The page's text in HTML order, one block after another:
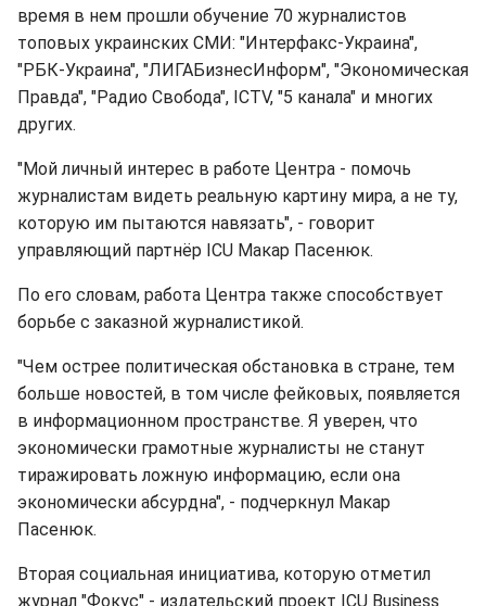
время в нем прошли обучение 70 журналистов
топовых украинских СМИ: "Интерфакс-Украина",
"РБК-Украина", "ЛИГАБизнесИнформ", "Экономическая
Правда", "Радио Свобода", ICTV, "5 канала" и многих
других.
"Мой личный интерес в работе Центра - помочь
журналистам видеть реальную картину мира, а не ту,
которую им пытаются навязать", - говорит
управляющий партнёр ICU Макар Пасенюк.
По его словам, работа Центра также способствует
борьбе с заказной журналистикой.
"Чем острее политическая обстановка в стране, тем
больше новостей, в том числе фейковых, появляется
в информационном пространстве. Я уверен, что
экономически грамотные журналисты не станут
тиражировать ложную информацию, если она
экономически абсурдна", - подчеркнул Макар
Пасенюк.
Вторая социальная инициатива, которую отметил
журнал "Фокус" - издательский проект ICU Business